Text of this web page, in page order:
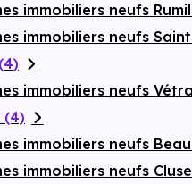
immobiliers neufs
immobiliers neufs
(4)
immobiliers neufs
(4)
immobiliers neufs
immobiliers neufs